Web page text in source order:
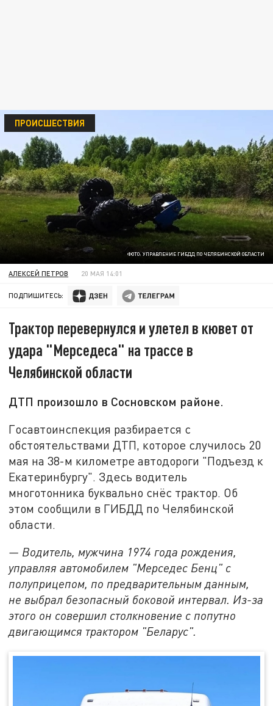
ФОТО: УПРАВЛЕНИЕ ГИБДД ПО ЧЕЛЯБИНСКОЙ ОБЛАСТИ
ПРОИСШЕСТВИЯ
АЛЕКСЕЙ ПЕТРОВ 20 МАЯ 14:01
ПОДПИШИТЕСЬ:
Трактор перевернулся и улетел в кювет от
удара "Мерседеса" на трассе в
Челябинской области
ДТП произошло в Сосновском районе.
Госавтоинспекция разбирается с
обстоятельствами ДТП, которое случилось 20
мая на 38-м километре автодороги "Подъезд к
Екатеринбургу". Здесь водитель
многотонника буквально снёс трактор. Об
этом сообщили в ГИБДД по Челябинской
области.
— Водитель, мужчина 1974 года рождения,
управляя автомобилем "Мерседес Бенц" с
полуприцепом, по предварительным данным,
не выбрал безопасный боковой интервал. Из-за
этого он совершил столкновение с попутно
двигающимся трактором "Беларус".